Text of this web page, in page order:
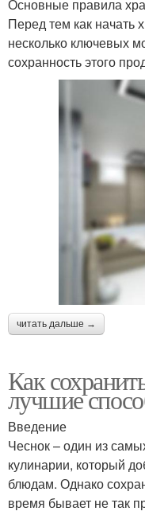
Основные правила
Перед тем как начать
несколько ключевых
сохранность этого
читать дальше →
Как
лучшие
Введение
Чеснок – один из
кулинарии, который
блюдам. Однако
время бывает не так